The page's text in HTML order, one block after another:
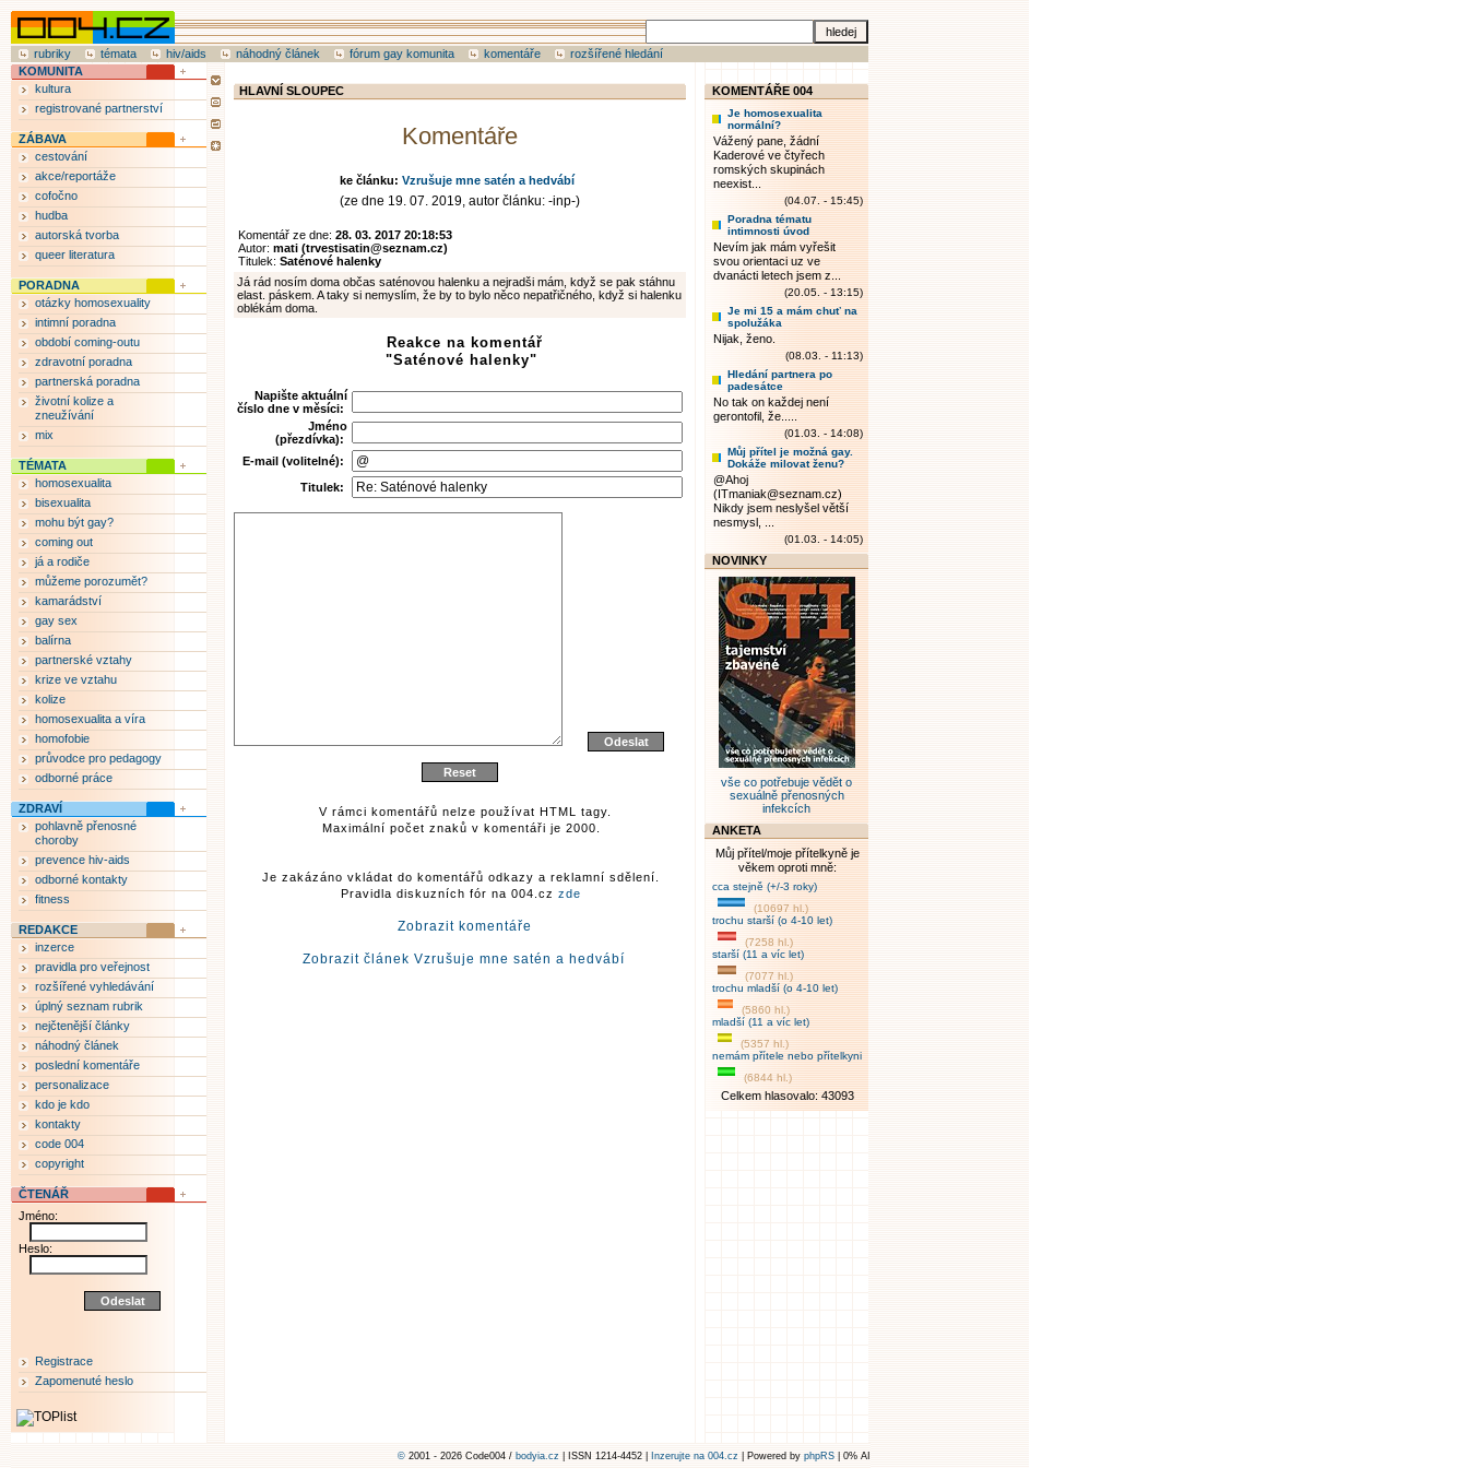
rubriky témata hiv/aids náhodný článek fórum gay komunita komentáře rozšířené hledání
HLAVNÍ SLOUPEC
Komentáře
ke článku: Vzrušuje mne satén a hedvábí
(ze dne 19. 07. 2019, autor článku: -inp-)
Komentář ze dne: 28. 03. 2017 20:18:53
Autor: mati (trvestisatin@seznam.cz)
Titulek: Saténové halenky
Já rád nosím doma občas saténovou halenku a nejradši mám, když se pak stáhnu
elast. páskem. A taky si nemyslím, že by to bylo něco nepatřičného, když si halenku
oblékám doma.
Reakce na komentář
"Saténové halenky"
Napište aktuální
číslo dne v měsíci:
Jméno
(přezdívka):
E-mail (volitelné):
Titulek:
V rámci komentářů nelze používat HTML tagy.
Maximální počet znaků v komentáři je 2000.
Je zakázáno vkládat do komentářů odkazy a reklamní sdělení.
Pravidla diskuzních fór na 004.cz zde
Zobrazit komentáře
Zobrazit článek Vzrušuje mne satén a hedvábí
KOMUNITA
kultura
registrované partnerství
ZÁBAVA
cestování
akce/reportáže
cofočno
hudba
autorská tvorba
queer literatura
PORADNA
otázky homosexuality
intimní poradna
období coming-outu
zdravotní poradna
partnerská poradna
životní kolize a
zneužívání
mix
TÉMATA
homosexualita
bisexualita
mohu být gay?
coming out
já a rodiče
můžeme porozumět?
kamarádství
gay sex
balírna
partnerské vztahy
krize ve vztahu
kolize
homosexualita a víra
homofobie
průvodce pro pedagogy
odborné práce
ZDRAVÍ
pohlavně přenosné
choroby
prevence hiv-aids
odborné kontakty
fitness
REDAKCE
inzerce
pravidla pro veřejnost
rozšířené vyhledávání
úplný seznam rubrik
nejčtenější články
náhodný článek
poslední komentáře
personalizace
kdo je kdo
kontakty
code 004
copyright
ČTENÁŘ
Jméno:
Heslo:
Registrace
Zapomenuté heslo
KOMENTÁŘE 004
Je homosexualita
normální?
Vážený pane, žádní
Kaderové ve čtyřech
romských skupinách
neexist...
(04.07. - 15:45)
Poradna tématu
intimnosti úvod
Nevím jak mám vyřešit
svou orientaci uz ve
dvanácti letech jsem z...
(20.05. - 13:15)
Je mi 15 a mám chuť na
spolužáka
Nijak, ženo.
(08.03. - 11:13)
Hledání partnera po
padesátce
No tak on každej není
gerontofil, že.....
(01.03. - 14:08)
Můj přítel je možná gay.
Dokáže milovat ženu?
@Ahoj
(ITmaniak@seznam.cz)
Nikdy jsem neslyšel větší
nesmysl, ...
(01.03. - 14:05)
NOVINKY
vše co potřebuje vědět o
sexuálně přenosných
infekcích
ANKETA
Můj přítel/moje přítelkyně je
věkem oproti mně:
cca stejně (+/-3 roky)
(10697 hl.)
trochu starší (o 4-10 let)
(7258 hl.)
starší (11 a víc let)
(7077 hl.)
trochu mladší (o 4-10 let)
(5860 hl.)
mladší (11 a víc let)
(5357 hl.)
nemám přítele nebo přítelkyni
(6844 hl.)
Celkem hlasovalo: 43093
© 2001 - 2026 Code004 / bodyia.cz | ISSN 1214-4452 | Inzerujte na 004.cz | Powered by phpRS | 0% AI